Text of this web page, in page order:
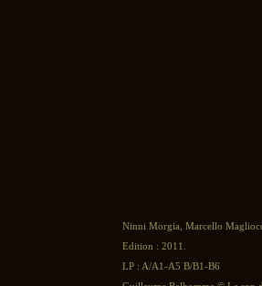
Ninni Morgia, Marcello
Edition : 2011.
LP : A/A1-A5 B/B1-B6